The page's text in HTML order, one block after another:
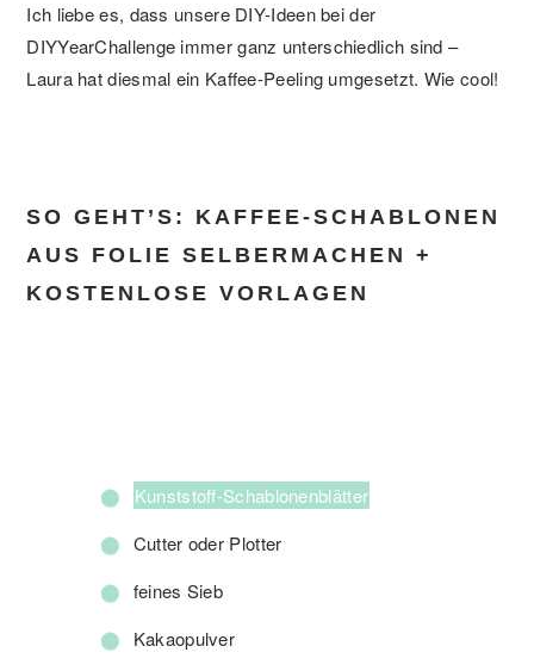
Ich liebe es, dass unsere DIY-Ideen bei der
DIYYearChallenge immer ganz unterschiedlich sind –
Laura hat diesmal ein Kaffee-Peeling umgesetzt. Wie cool!
SO GEHT’S: KAFFEE-SCHABLONEN
AUS FOLIE SELBERMACHEN +
KOSTENLOSE VORLAGEN
Kunststoff-Schablonenblätter
Cutter oder Plotter
feines Sieb
Kakaopulver